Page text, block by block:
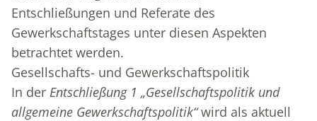
Entschließungen und Referate des
Gewerkschaftstages unter diesen Aspekten
betrachtet werden.
Gesellschafts- und Gewerkschaftspolitik
In der Entschließung 1 „Gesellschaftspolitik und
allgemeine Gewerkschaftspolitik“wird als aktuell